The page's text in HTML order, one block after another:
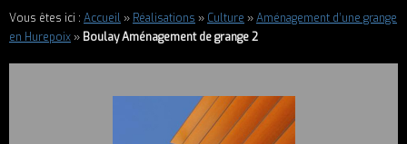
Vous êtes ici : Accueil» Réalisations » Culture »Aménagement d’une grange
en Hurepoix» Boulay Aménagement de grange 2